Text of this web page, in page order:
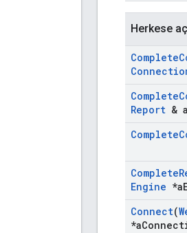
Herkese
Complete
Complete
Report & a
Complete
Complete
Engine *a
Connect(
*a